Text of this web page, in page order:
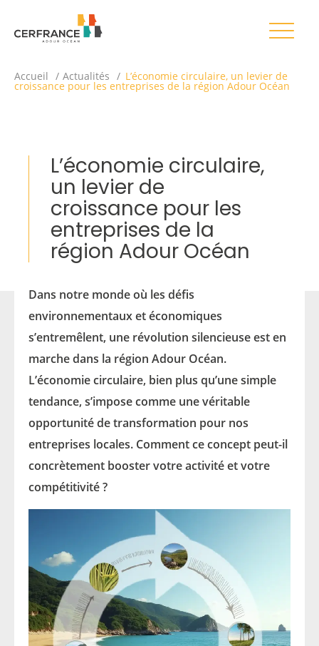
Accueil Actualités L’économie circulaire, un levier de
croissance pour les entreprises de la région Adour Océan
L’économie circulaire,
un levier de
croissance pour les
entreprises de la
région Adour Océan
Dans notre monde où les défis
environnementaux et économiques
s’entremêlent, une révolution silencieuse est en
marche dans la région Adour Océan.
L’économie circulaire, bien plus qu’une simple
tendance, s’impose comme une véritable
opportunité de transformation pour nos
entreprises locales. Comment ce concept peut-il
concrètement booster votre activité et votre
compétitivité ?